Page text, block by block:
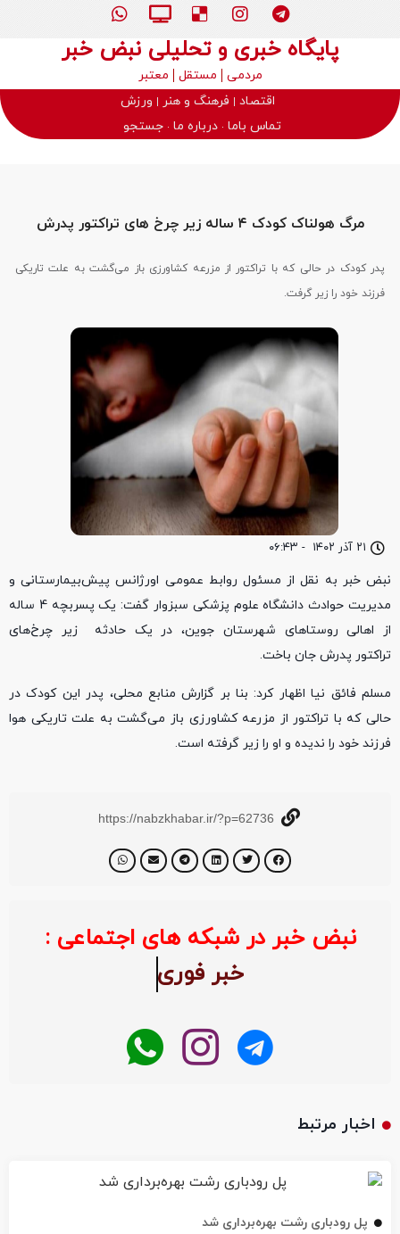
پایگاه خبری و تحلیلی نبض خبر
مردمی مستقل
معتبر
اقتصاد
فرهنگ و هنر
ورزش
تماس باما درباره ما جستجو
۲۱ آذر ۱۴۰۲ - ۰۶:۴۳
مرگ هولناک کودک ۴ ساله زیر چرخ های تراکتور پدرش
پدر کودک در حالی که با تراکتور از مزرعه کشاورزی باز می‌گشت به علت تاریکی
فرزند خود را زیر گرفت.
نبض خبر به نقل از مسئول روابط عمومی اورژانس پیش‌بیمارستانی و
مدیریت حوادث دانشگاه علوم پزشکی سبزوار گفت: یک پسربچه 4 ساله
از اهالی روستاهای شهرستان جوین، در یک حادثه زیر چرخ‌های
تراکتور پدرش جان باخت.
مسلم فائق نیا اظهار کرد: بنا بر گزارش منابع محلی، پدر این کودک در
حالی که با تراکتور از مزرعه کشاورزی باز می‌گشت به علت تاریکی هوا
فرزند خود را ندیده و او را زیر گرفته است.
https://nabzkhabar.ir/?p=62736
نبض خبر در شبکه های اجتماعی : خبر
پل رودباری رشت بهره‌برداری شد